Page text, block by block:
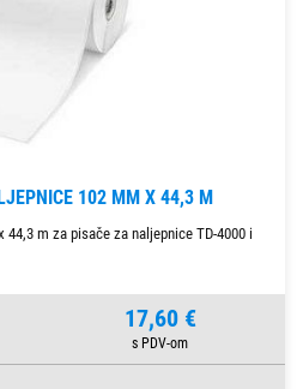
102 MM X 44,3 M
m za pisače za naljepnice TD-4000 i
17,60 €